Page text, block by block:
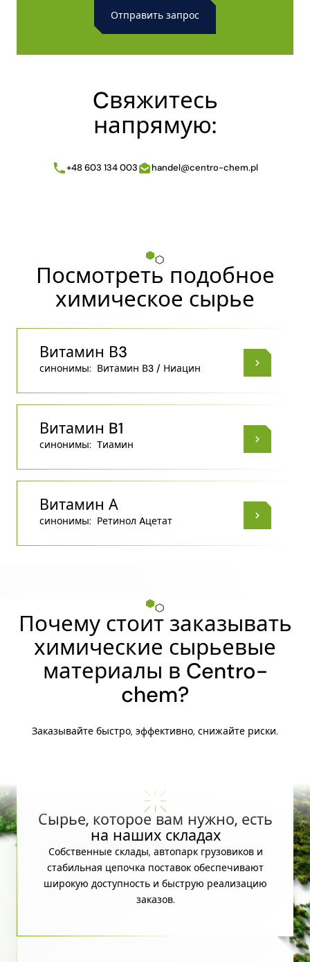
Cвяжитесь
напрямую:
+48 603 134 003 handel@centro-chem.pl
Посмотреть подобное
химическое сырье
Витамин В3
синонимы: Витамин В3 / Ниацин
Витамин B1
синонимы: Tиамин
Витамин А
синонимы: Ретинол Aцетат
Почему стоит заказывать
химические сырьевые
материалы в Centro-
chem?
Заказывайте быстро, эффективно, снижайте риски.
Сырье, которое вам нужно, есть
на наших складах
Собственные склады, автопарк грузовиков и
стабильная цепочка поставок обеспечивают
широкую доступность и быструю реализацию
заказов.